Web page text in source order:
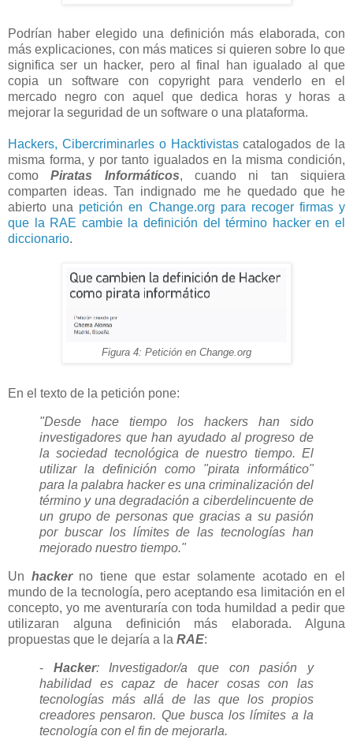
Podrían haber elegido una definición más elaborada, con
más explicaciones, con más matices si quieren sobre lo que
significa ser un hacker, pero al final han igualado al que
copia un software con copyright para venderlo en el
mercado negro con aquel que dedica horas y horas a
mejorar la seguridad de un software o una plataforma.
Hackers, Cibercriminarles o Hacktivistascatalogados de la
misma forma, y por tanto igualados en la misma condición,
comoPiratas Informáticos, cuando ni tan siquiera
comparten ideas. Tan indignado me he quedado que he
abierto una petición en Change.org para recoger firmas y
que la RAE cambie la definición del término hacker en el
diccionario.
Figura 4: Petición en Change.org
En el texto de la petición pone:
"Desde hace tiempo los hackers han sido
investigadores que han ayudado al progreso de
la sociedad tecnológica de nuestro tiempo. El
utilizar la definición como "pirata informático"
para la palabra hacker es una criminalización del
término y una degradación a ciberdelincuente de
un grupo de personas que gracias a su pasión
por buscar los límites de las tecnologías han
mejorado nuestro tiempo."
Un hackerno tiene que estar solamente acotado en el
mundo de la tecnología, pero aceptando esa limitación en el
concepto, yo me aventuraría con toda humildad a pedir que
utilizaran alguna definición más elaborada. Alguna
propuestas que le dejaría a la RAE:
- Hacker: Investigador/a que con pasión y
habilidad es capaz de hacer cosas con las
tecnologías más allá de las que los propios
creadores pensaron. Que busca los límites a la
tecnología con el fin de mejorarla.